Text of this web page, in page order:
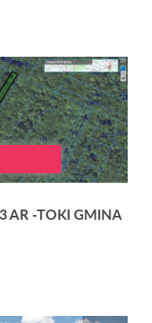
AR -TOKI GMINA